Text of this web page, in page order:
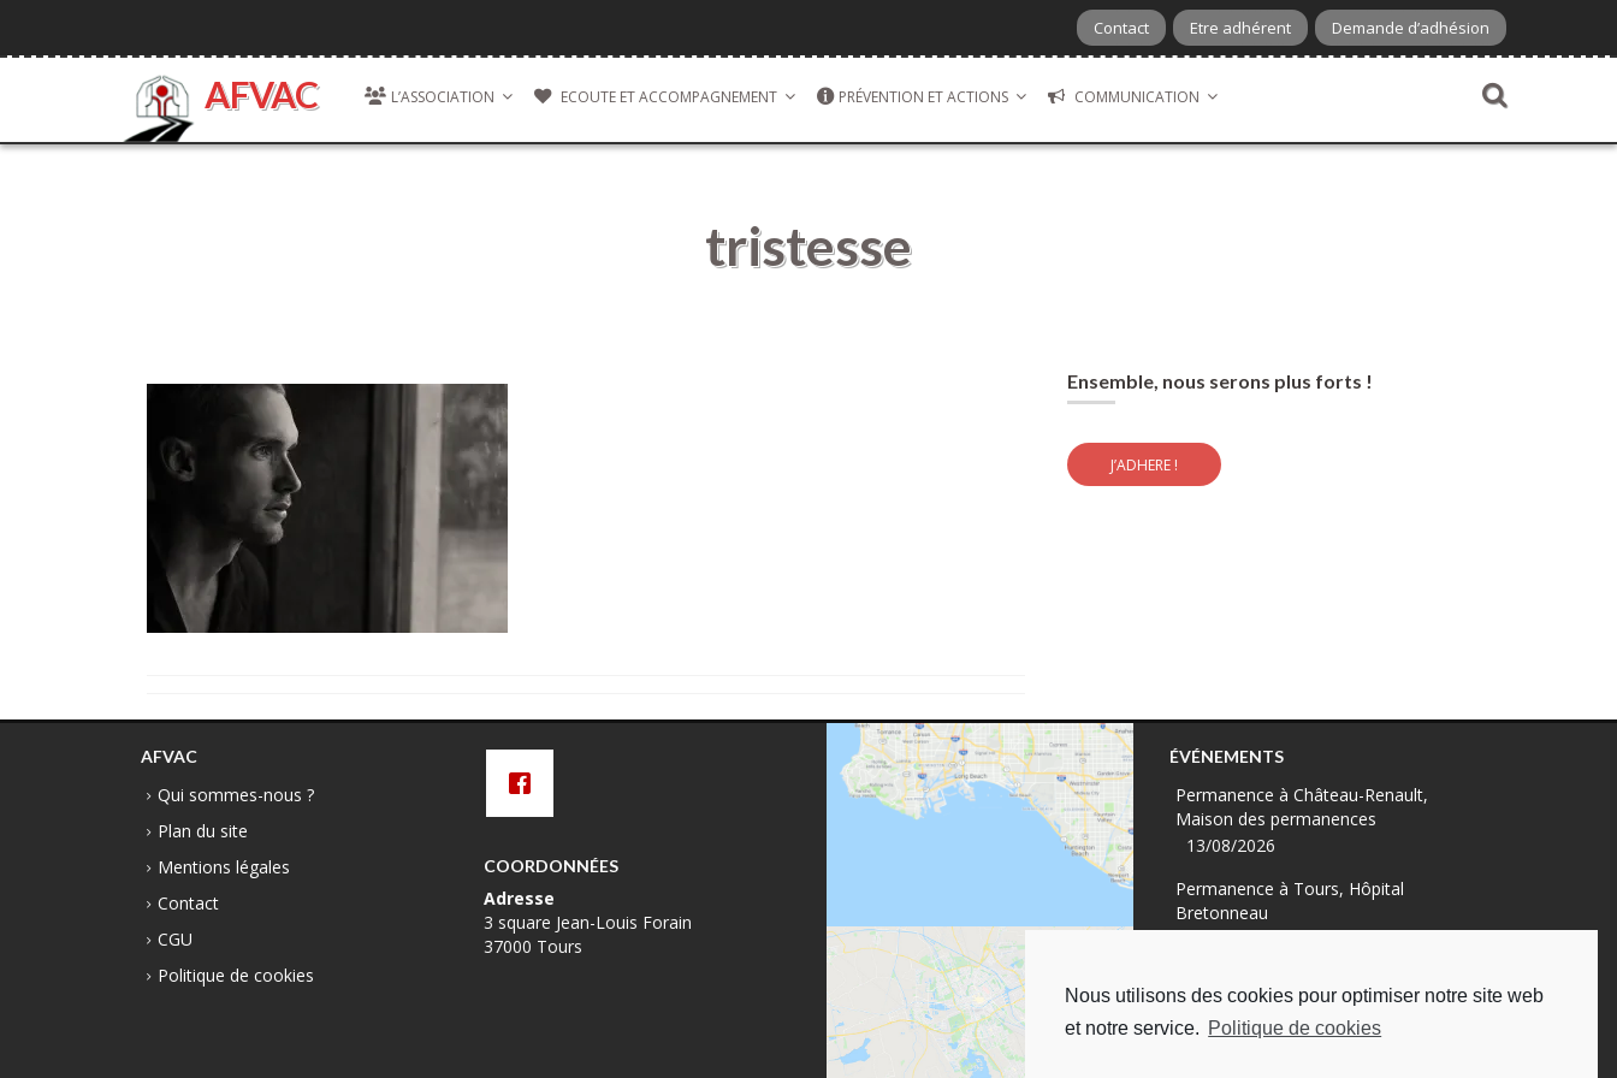
Nous utilisons des cookies pour optimiser notre site web
et notre service. Politique de cookies
content
Contact Etre adhérent Demande d’adhésion
AFVAC L’ASSOCIATION ECOUTE ET ACCOMPAGNEMENT PRÉVENTION ET ACTIONS COMMUNICATION
tristesse
Ensemble, nous serons plus forts !
J’ADHERE !
AFVAC
Qui sommes-nous ?
Plan du site
Mentions légales
Contact
CGU
Politique de cookies
COORDONNÉES
Adresse
3 square Jean-Louis Forain
37000 Tours
ÉVÉNEMENTS
Permanence à Château-Renault,
Maison des permanences
13/08/2026
Permanence à Tours, Hôpital
Bretonneau
Permanence à Tours, à l'UDAF
19/08/2026